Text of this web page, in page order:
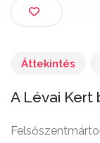
Áttekintés
A Lévai Kert